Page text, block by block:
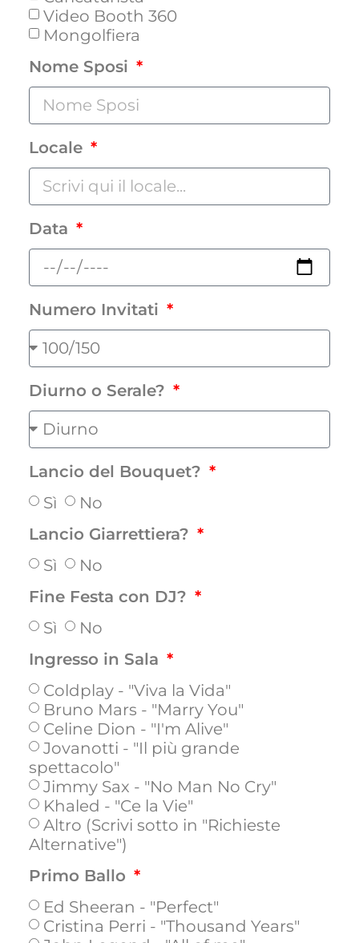
Video Booth 360
Mongolfiera
Nome Sposi
Locale
Data
Numero Invitati
Diurno o Serale?
Lancio del Bouquet?
Sì
No
Lancio Giarrettiera?
Sì
No
Fine Festa con DJ?
Sì
No
Ingresso in Sala
Coldplay - "Viva la Vida"
Bruno Mars - "Marry You"
Celine Dion - "I'm Alive"
Jovanotti - "Il più grande
spettacolo"
Jimmy Sax - "No Man No Cry"
Khaled - "Ce la Vie"
Altro (Scrivi sotto in "Richieste
Alternative")
Primo Ballo
Ed Sheeran - "Perfect"
Cristina Perri - "Thousand Years"